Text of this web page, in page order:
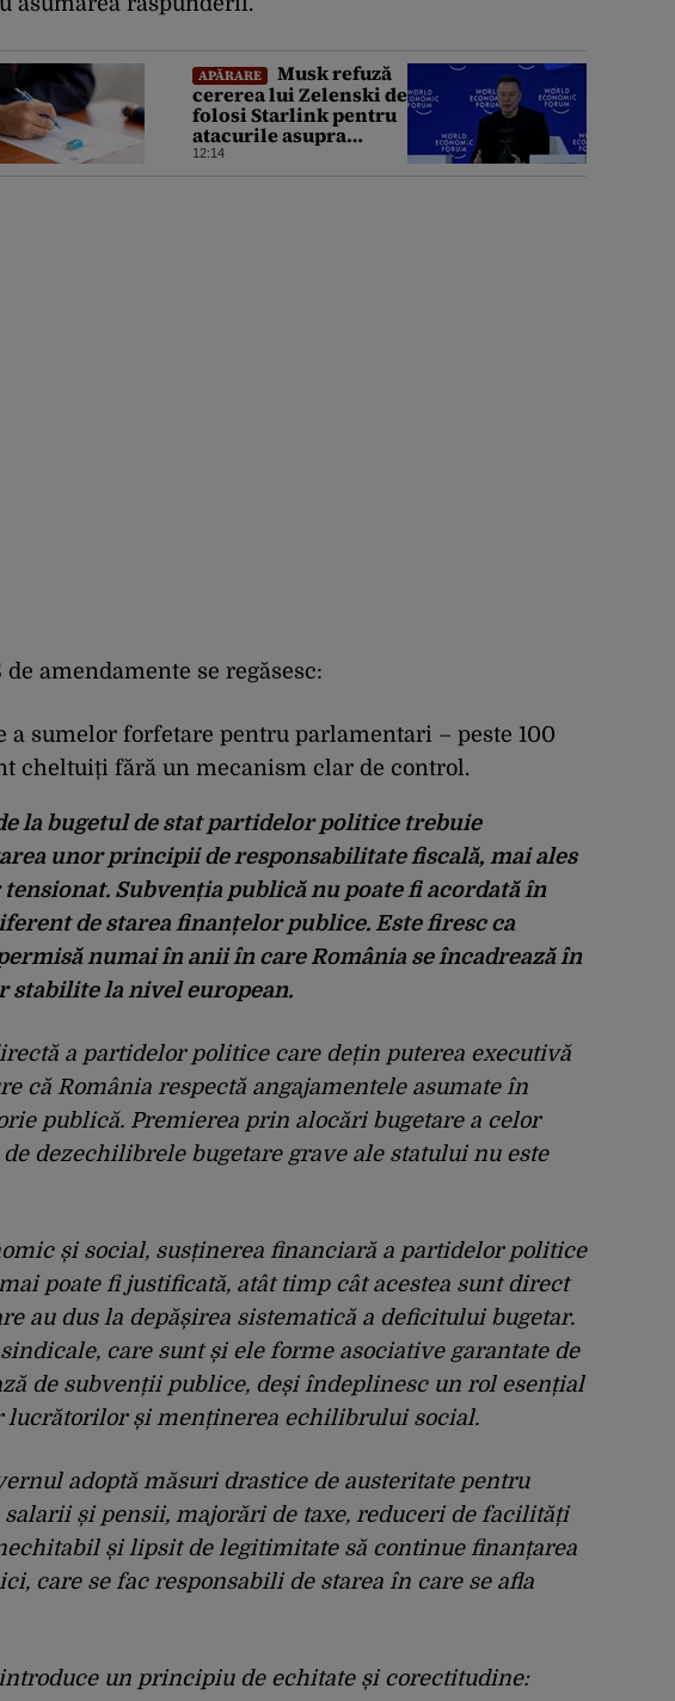
APĂRARE
Musk refuză
cererea lui Zelenski de
folosi Starlink pentru
atacurile asupra
Rusiei
12:14
amendamente se regăsesc:
a sumelor forfetare pentru parlamentari – peste 100
cheltuiți fără un mecanism clar de control.
la bugetul de stat partidelor politice trebuie
unor principii de responsabilitate fiscală, mai ales
Subvenția publică nu poate fi acordată în
de starea finanțelor publice. Este firesc ca
numai în anii în care România se încadrează în
stabilite la nivel european.
a partidelor politice care dețin puterea executivă
că România respectă angajamentele asumate în
publică. Premierea prin alocări bugetare a celor
dezechilibrele bugetare grave ale statului nu este
și social, susținerea financiară a partidelor politice
poate fi justificată, atât timp cât acestea sunt direct
au dus la depășirea sistematică a deficitului bugetar.
care sunt și ele forme asociative garantate de
de subvenții publice, deși îndeplinesc un rol esențial
lucrătorilor și menținerea echilibrului social.
adoptă măsuri drastice de austeritate pentru
și pensii, majorări de taxe, reduceri de facilități
și lipsit de legitimitate să continue finanțarea
care se fac responsabili de starea în care se afla
un principiu de echitate și corectitudine: